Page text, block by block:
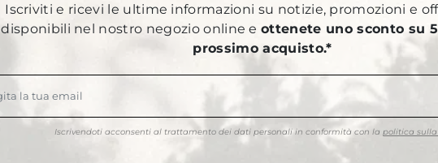
Iscriviti e ricevi le ultime informazioni su notizie, promozioni e
disponibili nel nostro negozio online eottenete uno sconto su
prossimo acquisto.*
Iscrivendoti acconsenti al trattamento dei dati personali in conformità con la politica sulla